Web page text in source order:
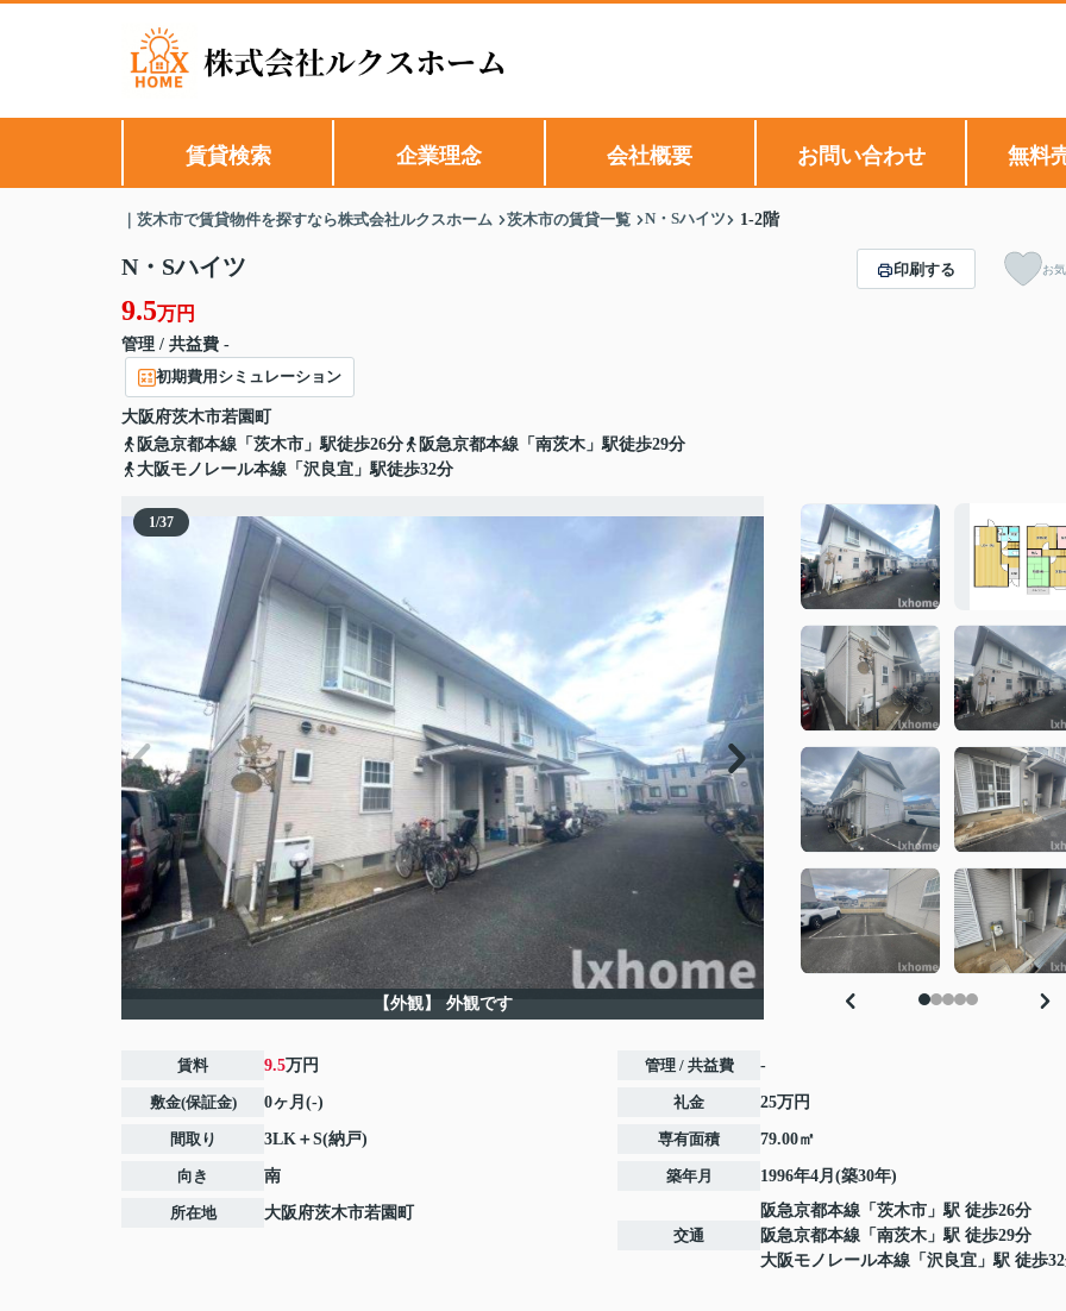
賃貸検索 企業理念 会社概要 お問い合わせ 無料
｜茨木市で賃貸物件を探すなら株式会社ルクスホーム 茨木市の賃貸一覧 N・Sハイツ 1-2階
N・Sハイツ
9.5万円
管理 / 共益費 -
初期費用シミュレーション
大阪府茨木市若園町
阪急京都本線「茨木市」駅徒歩26分
阪急京都本線「南茨木」駅徒歩29分
大阪モノレール本線「沢良宜」駅徒歩32分
印刷する お
1/37
【外観】 外観です
賃料 9.5万円
敷金(保証金) 0ヶ月(-)
間取り 3LK＋S(納戸)
向き 南
所在地 大阪府茨木市若園町
管理 / 共益費 -
礼金 25万円
専有面積 79.00㎡
築年月 1996年4月(築30年)
交通
阪急京都本線 「 茨木市 」駅 徒歩26分
阪急京都本線 「 南茨木 」駅 徒歩29分
大阪モノレール本線 「 沢良宜 」駅 徒歩